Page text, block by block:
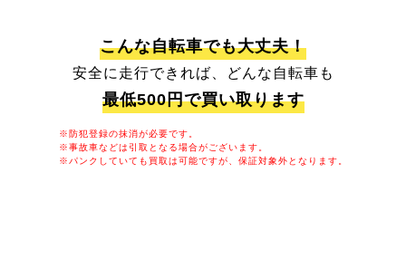
こんな自転車でも大丈夫！
安全に走行できれば、どんな自転車も
最低500円で買い取ります
※防犯登録の抹消が必要です。
※事故車などは引取となる場合がございます。
※パンクしていても買取は可能ですが、保証対象外となります。